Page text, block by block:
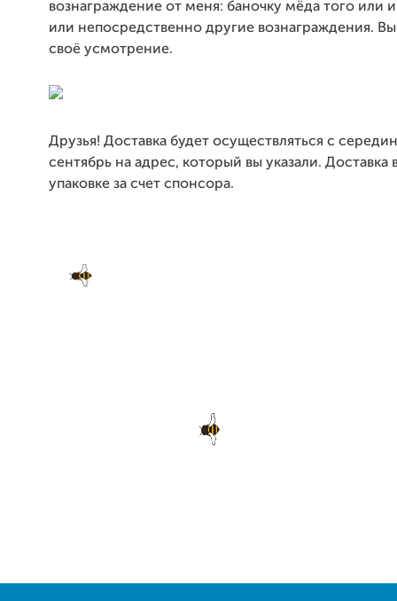
вознаграждение от меня: баночку мёда того или
или непосредственно другие вознаграждения.
своё усмотрение.
Друзья! Доставка будет осуществляться с
сентябрь на адрес, который вы указали. Доставка
упаковке за счет спонсора.